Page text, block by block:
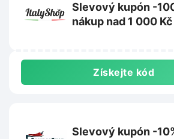
Slevový kupón -
nákup nad 1 000
Získejte kód
Slevový kupón -